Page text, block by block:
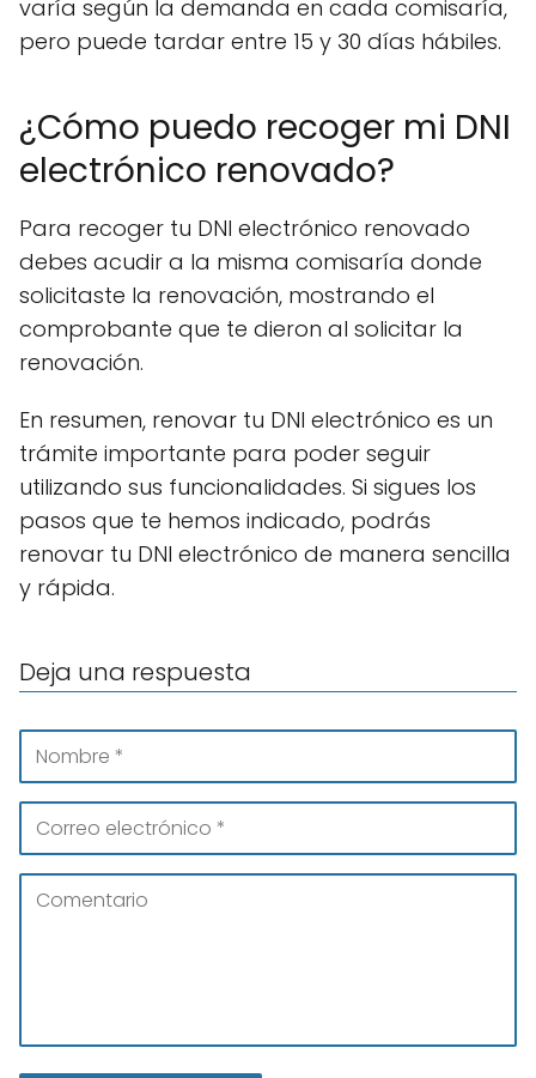
varía según la demanda en cada comisaría,
pero puede tardar entre 15 y 30 días hábiles.
¿Cómo puedo recoger mi DNI
electrónico renovado?
Para recoger tu DNI electrónico renovado
debes acudir a la misma comisaría donde
solicitaste la renovación, mostrando el
comprobante que te dieron al solicitar la
renovación.
En resumen, renovar tu DNI electrónico es un
trámite importante para poder seguir
utilizando sus funcionalidades. Si sigues los
pasos que te hemos indicado, podrás
renovar tu DNI electrónico de manera sencilla
y rápida.
Deja una respuesta